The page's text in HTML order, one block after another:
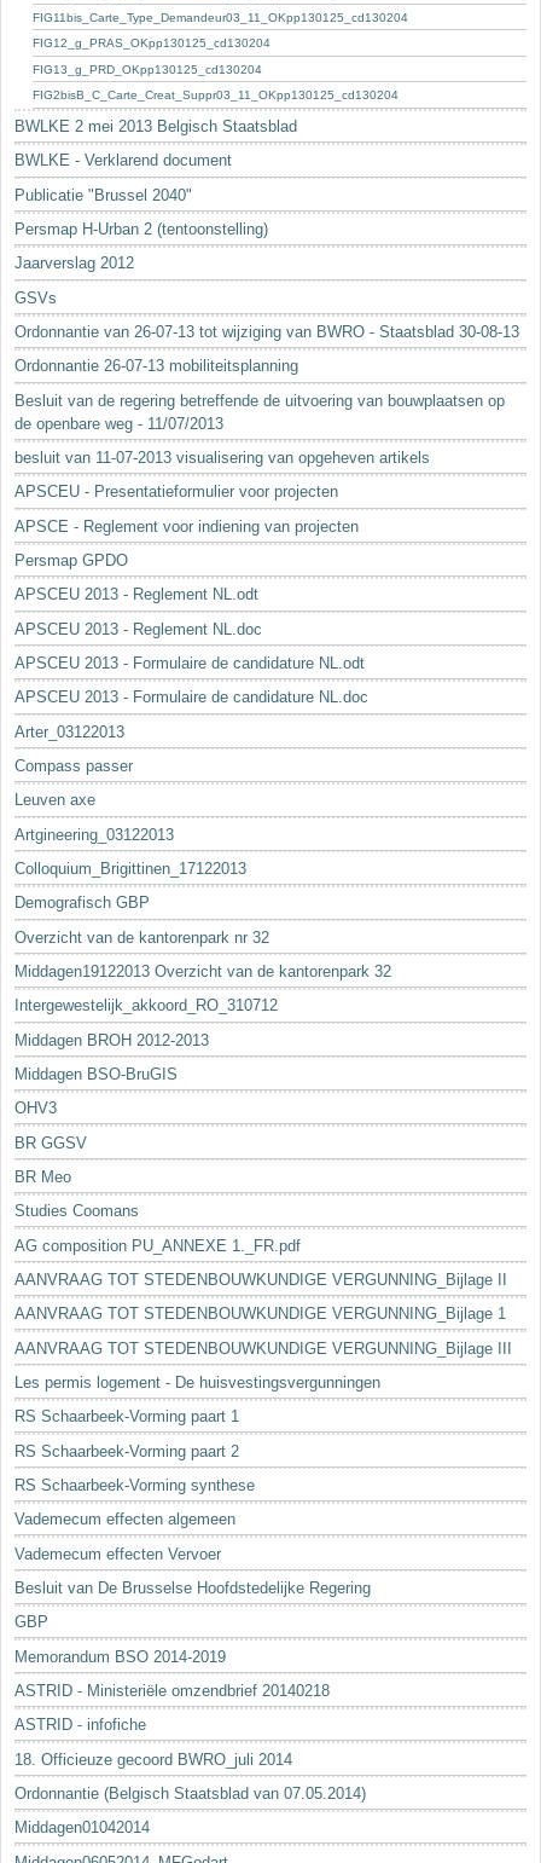
FIG11bis_Carte_Type_Demandeur03_11_OKpp130125_cd130204
FIG12_g_PRAS_OKpp130125_cd130204
FIG13_g_PRD_OKpp130125_cd130204
FIG2bisB_C_Carte_Creat_Suppr03_11_OKpp130125_cd130204
BWLKE 2 mei 2013 Belgisch Staatsblad
BWLKE - Verklarend document
Publicatie "Brussel 2040"
Persmap H-Urban 2 (tentoonstelling)
Jaarverslag 2012
GSVs
Ordonnantie van 26-07-13 tot wijziging van BWRO - Staatsblad 30-08-13
Ordonnantie 26-07-13 mobiliteitsplanning
Besluit van de regering betreffende de uitvoering van bouwplaatsen op
de openbare weg - 11/07/2013
besluit van 11-07-2013 visualisering van opgeheven artikels
APSCEU - Presentatieformulier voor projecten
APSCE - Reglement voor indiening van projecten
Persmap GPDO
APSCEU 2013 - Reglement NL.odt
APSCEU 2013 - Reglement NL.doc
APSCEU 2013 - Formulaire de candidature NL.odt
APSCEU 2013 - Formulaire de candidature NL.doc
Arter_03122013
Compass passer
Leuven axe
Artgineering_03122013
Colloquium_Brigittinen_17122013
Demografisch GBP
Overzicht van de kantorenpark nr 32
Middagen19122013 Overzicht van de kantorenpark 32
Intergewestelijk_akkoord_RO_310712
Middagen BROH 2012-2013
Middagen BSO-BruGIS
OHV3
BR GGSV
BR Meo
Studies Coomans
AG composition PU_ANNEXE 1._FR.pdf
AANVRAAG TOT STEDENBOUWKUNDIGE VERGUNNING_Bijlage II
AANVRAAG TOT STEDENBOUWKUNDIGE VERGUNNING_Bijlage 1
AANVRAAG TOT STEDENBOUWKUNDIGE VERGUNNING_Bijlage III
Les permis logement - De huisvestingsvergunningen
RS Schaarbeek-Vorming paart 1
RS Schaarbeek-Vorming paart 2
RS Schaarbeek-Vorming synthese
Vademecum effecten algemeen
Vademecum effecten Vervoer
Besluit van De Brusselse Hoofdstedelijke Regering
GBP
Memorandum BSO 2014-2019
ASTRID - Ministeriële omzendbrief 20140218
ASTRID - infofiche
18. Officieuze gecoord BWRO_juli 2014
Ordonnantie (Belgisch Staatsblad van 07.05.2014)
Middagen01042014